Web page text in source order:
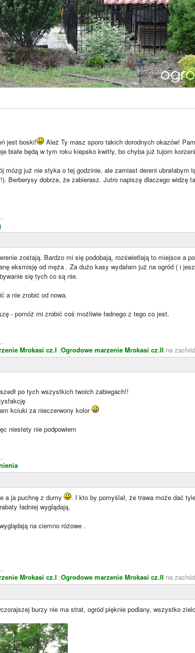
jest boski!
Ależ Ty masz sporo takich dorodnych okazów!
białe będą w tym roku kiepsko kwitły, bo chyba już tujom
mózg już nie styka o tej godzinie, ale zamiast dereni ubrałabym
Berberysy dobrze, że zabierasz. Jutro napiszę dlaczego widzę
zostają. Bardzo mi się podobają, rozświetlają to miejsce a
eksmisję od męża . Za dużo kasy wydałam już na ogród ( i
się tych co są nie.
a nie zrobić od nowa.
- pomóż mi zrobić coś możliwie ładnego z tego co jest.
Mrokasi cz.I ;Ogrodowe marzenie Mrokasi cz.II na
po tych wszystkich twoich zabiegach!!
kciuki za nieczerwony kolor
niestety nie podpowiem
a ja puchnę z dumy
. I kto by pomyślał, że trawa może dać
ładniej wyglądają.
na ciemno różowe .
Mrokasi cz.I ;Ogrodowe marzenie Mrokasi cz.II na
burzy nie ma strat, ogród pięknie podlany, wszystko